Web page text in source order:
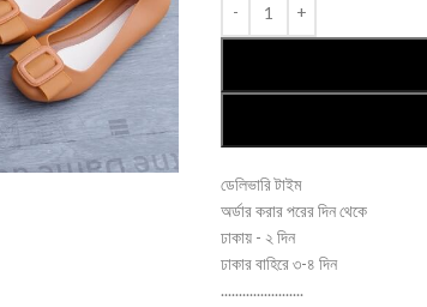
ডেলিভারি টাইম
অর্ডার করার পরের দিন থেকে
ঢাকায় - ২ দিন
ঢাকার বাহিরে ৩-৪ দিন
.......................